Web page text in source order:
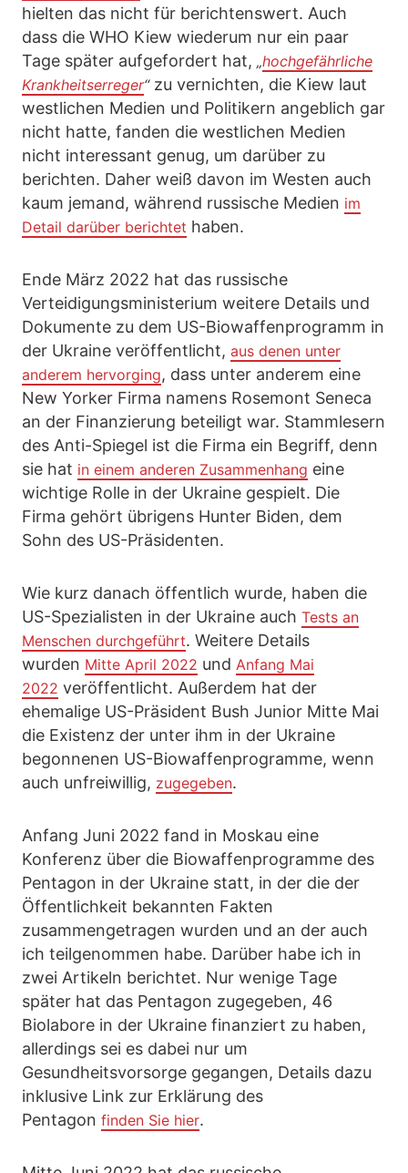
hielten das nicht für berichtenswert. Auch
dass die WHO Kiew wiederum nur ein paar
Tage später aufgefordert hat, „hochgefährliche
Krankheitserreger“zu vernichten, die Kiew laut
westlichen Medien und Politikern angeblich gar
nicht hatte, fanden die westlichen Medien
nicht interessant genug, um darüber zu
berichten. Daher weiß davon im Westen auch
kaum jemand, während russische Medien im
Detail darüber berichtet haben.
Ende März 2022 hat das russische
Verteidigungsministerium weitere Details und
Dokumente zu dem US-Biowaffenprogramm in
der Ukraine veröffentlicht, aus denen unter
anderem hervorging, dass unter anderem eine
New Yorker Firma namens Rosemont Seneca
an der Finanzierung beteiligt war. Stammlesern
des Anti-Spiegel ist die Firma ein Begriff, denn
sie hat in einem anderen Zusammenhang eine
wichtige Rolle in der Ukraine gespielt. Die
Firma gehört übrigens Hunter Biden, dem
Sohn des US-Präsidenten.
Wie kurz danach öffentlich wurde, haben die
US-Spezialisten in der Ukraine auch Tests an
Menschen durchgeführt. Weitere Details
wurden Mitte April 2022 und Anfang Mai
2022 veröffentlicht. Außerdem hat der
ehemalige US-Präsident Bush Junior Mitte Mai
die Existenz der unter ihm in der Ukraine
begonnenen US-Biowaffenprogramme, wenn
auch unfreiwillig, zugegeben.
Anfang Juni 2022 fand in Moskau eine
Konferenz über die Biowaffenprogramme des
Pentagon in der Ukraine statt, in der die der
Öffentlichkeit bekannten Fakten
zusammengetragen wurden und an der auch
ich teilgenommen habe. Darüber habe ich in
zwei Artikeln berichtet. Nur wenige Tage
später hat das Pentagon zugegeben, 46
Biolabore in der Ukraine finanziert zu haben,
allerdings sei es dabei nur um
Gesundheitsvorsorge gegangen, Details dazu
inklusive Link zur Erklärung des
Pentagon finden Sie hier.